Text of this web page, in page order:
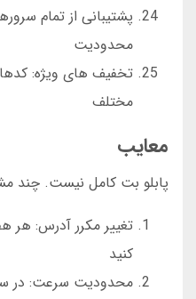
پشتیبانی از تمام
محدودیت
تخفیف های ویژه:
مختلف
معایب
پابلو بت کامل نیست. چند
تغییر مکرر آدرس: هر
کنید
محدودیت سرعت: در ساعات